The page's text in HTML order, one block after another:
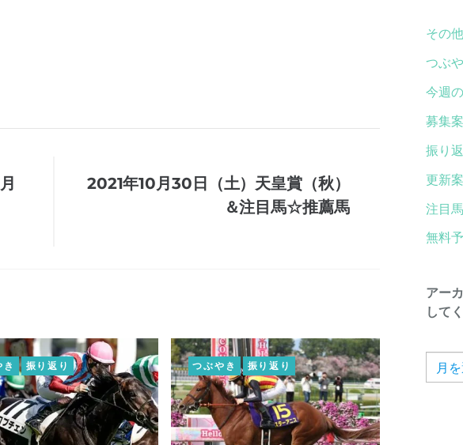
2021年10月30日（土）天皇賞（秋）
＆注目馬☆推薦馬
振り返り つぶやき 振り返り
その
つぶ
今週
募集
振り
更新
注目
無料
アー
して
ー